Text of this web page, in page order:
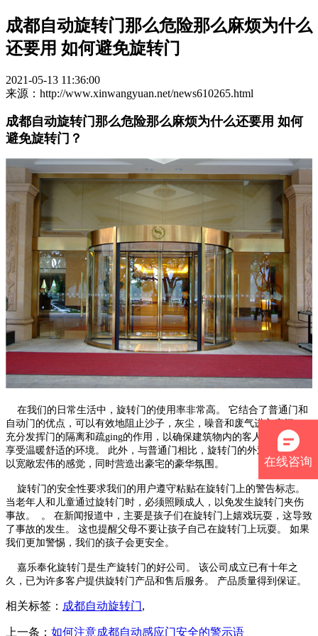
成都自动旋转门那么危险那么麻烦为什么
还要用 如何避免旋转门
2021-05-13 11:36:00
来源：http://www.xinwangyuan.net/news610265.html
成都自动旋转门那么危险那么麻烦为什么还要用 如何
避免旋转门？
在我们的日常生活中，旋转门的使用率非常高。 它结合了普通门和
自动门的优点，可以有效地阻止沙子，灰尘，噪音和废气进入房间。
充分发挥门的隔离和疏ging的作用，以确保建筑物内的客人和工作人员
享受温暖舒适的环境。 此外，与普通门相比，旋转门的外观设计给人
以宽敞宏伟的感觉，同时营造出豪宅的豪华氛围。
旋转门的安全性要求我们的用户遵守粘贴在旋转门上的警告标志。
当老年人和儿童通过旋转门时，必须照顾成人，以免发生旋转门夹伤
事故。 。 在新闻报道中，主要是孩子们在旋转门上嬉戏玩耍，这导致
了事故的发生。 这也提醒父母不要让孩子自己在旋转门上玩耍。 如果
我们更加警惕，我们的孩子会更安全。
嘉乐奉化旋转门是生产旋转门的好公司。 该公司成立已有十年之
久，已为许多客户提供旋转门产品和售后服务。 产品质量得到保证。
相关标签： 成都自动旋转门,
上一条： 如何注意成都自动感应门安全的警示语
在线咨询